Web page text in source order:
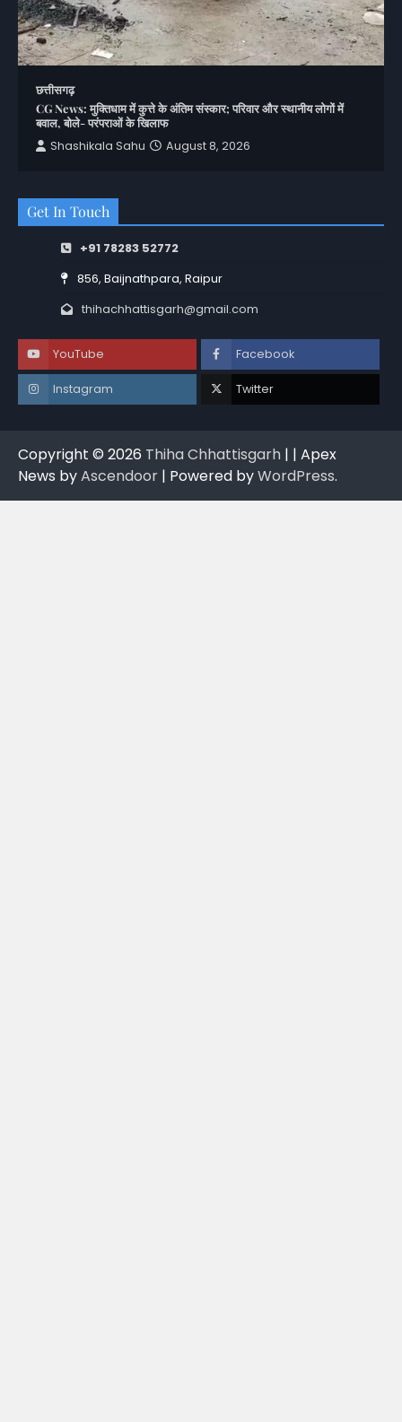
छत्तीसगढ़
CG News: मुक्तिधाम में कुत्ते के अंतिम संस्कार; परिवार और स्थानीय लोगों में
बवाल, बोले- परंपराओं के खिलाफ
Shashikala Sahu
August 8, 2026
Get In Touch
+91 78283 52772
856, Baijnathpara, Raipur
thihachhattisgarh@gmail.com
YouTube Facebook
Instagram Twitter
Copyright © 2026 Thiha Chhattisgarh | | Apex
News byAscendoor | Powered byWordPress.